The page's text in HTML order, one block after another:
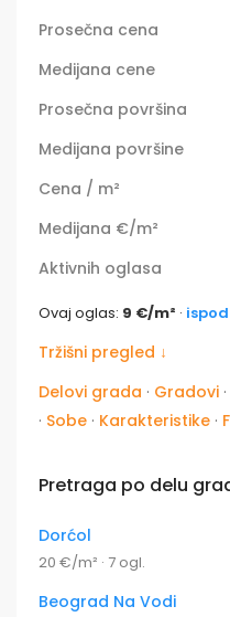
Prosečna cena
Medijana cene
Prosečna površina
Medijana površine
Cena / m²
Medijana €/m²
Aktivnih oglasa
Ovaj oglas: 9 €/m² ·
Tržišni pregled ↓
Delovi grada · Gradovi ·
· Sobe · Karakteristike ·
Pretraga po delu
Dorćol
20 €/m² · 7 ogl.
Beograd Na Vodi